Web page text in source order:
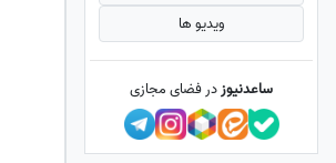
ویدیو ها
ساعدنیوزدر فضای مجازی